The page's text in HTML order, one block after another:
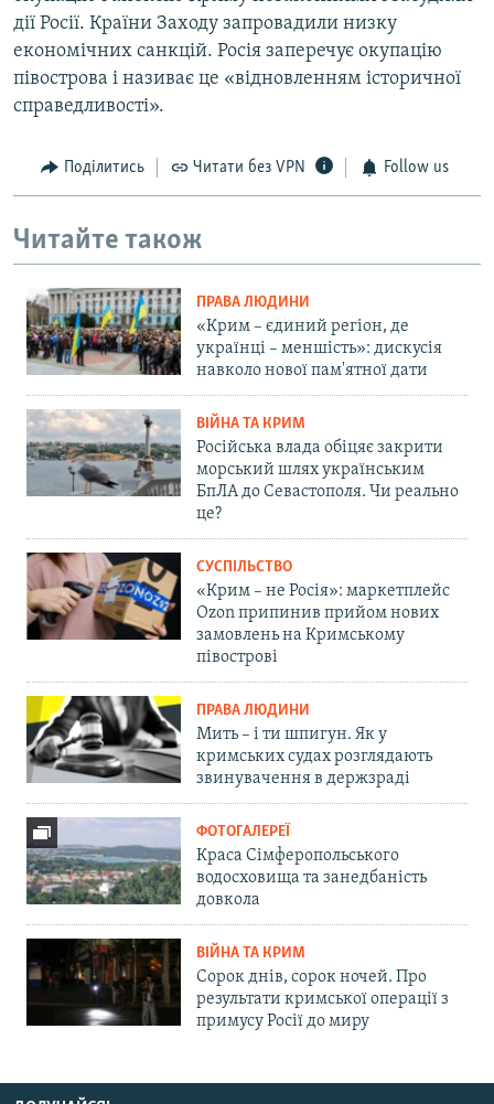
дії Росії. Країни Заходу запровадили низку
економічних санкцій. Росія заперечує окупацію
півострова і називає це «відновленням історичної
справедливості».
Поділитись Читати без VPN Follow us
Читайте також
ПРАВА ЛЮДИНИ
«Крим – єдиний регіон, де
українці – меншість»: дискусія
навколо нової пам'ятної дати
ВІЙНА ТА КРИМ
Російська влада обіцяє закрити
морський шлях українським
БпЛА до Севастополя. Чи реально
це?
СУСПІЛЬСТВО
«Крим – не Росія»: маркетплейс
Ozon припинив прийом нових
замовлень на Кримському
півострові
ПРАВА ЛЮДИНИ
Мить – і ти шпигун. Як у
кримських судах розглядають
звинувачення в держзраді
ФОТОГАЛЕРЕЇ
Краса Сімферопольського
водосховища та занедбаність
довкола
ВІЙНА ТА КРИМ
Сорок днів, сорок ночей. Про
результати кримської операції з
примусу Росії до миру